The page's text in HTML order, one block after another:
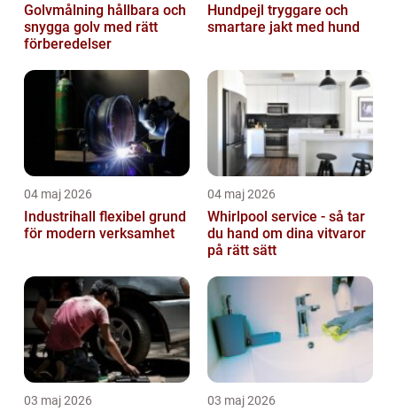
Golvmålning hållbara och
snygga golv med rätt
förberedelser
Hundpejl tryggare och
smartare jakt med hund
04 maj 2026
Industrihall flexibel grund
för modern verksamhet
04 maj 2026
Whirlpool service - så tar
du hand om dina vitvaror
på rätt sätt
03 maj 2026 03 maj 2026